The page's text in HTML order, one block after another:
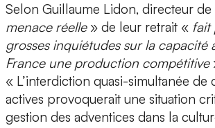
Selon Guillaume Lidon, directeur de
menace réelle » de leur retrait « fait
grosses inquiétudes sur la capacité
France une production compétitive
« L’interdiction quasi-simultanée de
actives provoquerait une situation
gestion des adventices dans la